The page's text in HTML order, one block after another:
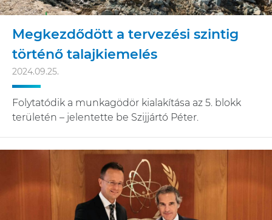
Megkezdődött a tervezési szintig
történő talajkiemelés
2024.09.25.
Folytatódik a munkagödör kialakítása az 5. blokk
területén – jelentette be Szijjártó Péter.